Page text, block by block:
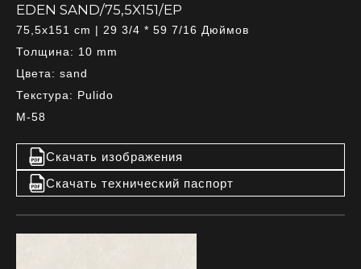
EDEN SAND/75,5X151/EP
75,5x151 cm | 29 3/4 * 59 7/16 Дюймов
Толщина: 10 mm
Цвета: sand
Текстура: Pulido
M-58
Скачать изображения
Скачать технический паспорт